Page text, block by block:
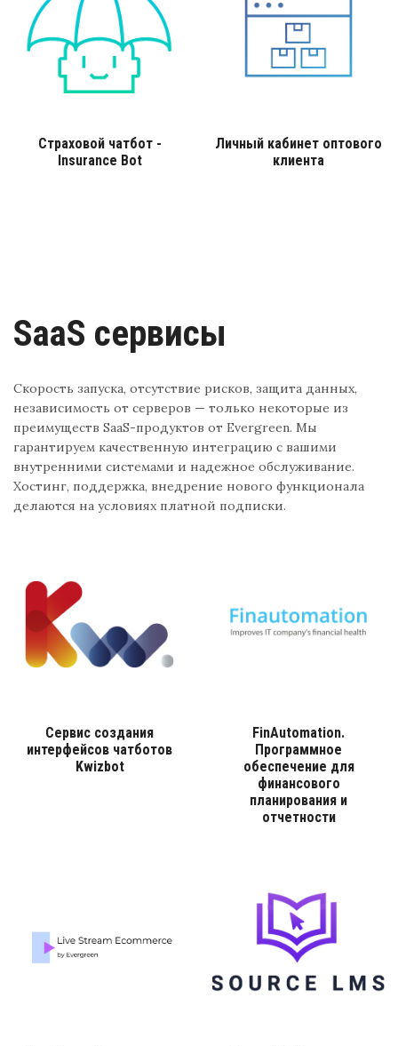
Страховой чатбот -
Insurance Bot
Личный кабинет оптового
клиента
SaaS сервисы
Скорость запуска, отсутствие рисков, защита данных,
независимость от серверов — только некоторые из
преимуществ SaaS-продуктов от Evergreen. Мы
гарантируем качественную интеграцию с вашими
внутренними системами и надежное обслуживание.
Хостинг, поддержка, внедрение нового функционала
делаются на условиях платной подписки.
Сервис создания
интерфейсов чатботов
Kwizbot
FinAutomation.
Программное
обеспечение для
финансового
планирования и
отчетности